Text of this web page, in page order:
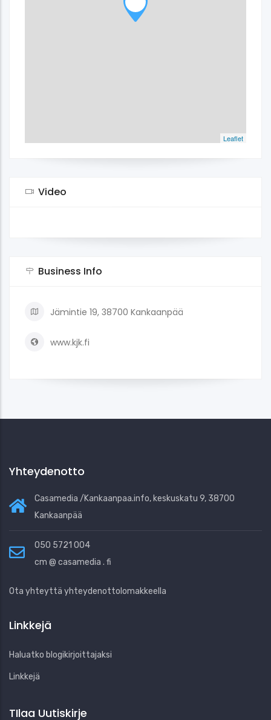
Leaflet
Video
Business Info
Jämintie 19, 38700 Kankaanpää
www.kjk.fi
Yhteydenotto
Casamedia /Kankaanpaa.info, keskuskatu 9, 38700
Kankaanpää
050 5721 004
cm @ casamedia . fi
Ota yhteyttä yhteydenottolomakkeella
Linkkejä
Haluatko blogikirjoittajaksi
Linkkejä
TIlaa Uutiskirje